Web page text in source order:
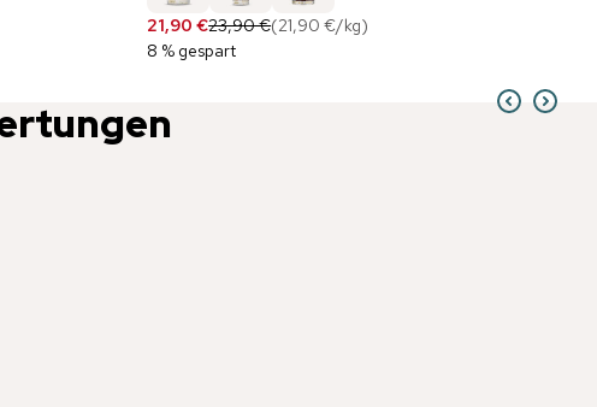
21,90 €23,90 €(21,90 €/kg)
8 % gespart